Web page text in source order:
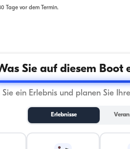
Tage vor dem Termin.
Sie auf diesem Boot
ein Erlebnis und planen Sie
Erlebnisse